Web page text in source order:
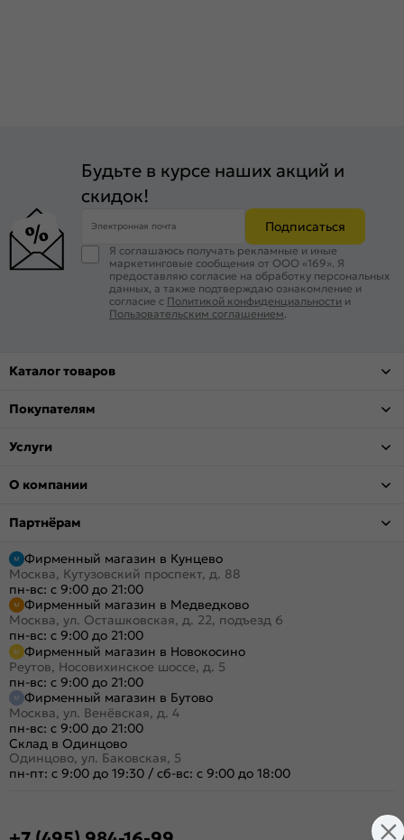
Будьте в курсе наших акций и
скидок!
Электронная почта Подписаться
Я соглашаюсь получать рекламные и иные
маркетинговые сообщения от ООО «169». Я
предоставляю согласие на обработку персональных
данных, а также подтверждаю ознакомление и
согласие с Политикой конфиденциальности и
Пользовательским соглашением
Каталог товаров
Покупателям
Услуги
О компании
Партнёрам
Фирменный магазин в Кунцево
Москва, Кутузовский проспект, д. 88
пн-вс: с 9:00 до 21:00
Фирменный магазин в Медведково
Москва, ул. Осташковская, д. 22, подъезд 6
пн-вс: с 9:00 до 21:00
Фирменный магазин в Новокосино
Реутов, Носовихинское шоссе, д. 5
пн-вс: с 9:00 до 21:00
Фирменный магазин в Бутово
Москва, ул. Венёвская, д. 4
пн-вс: с 9:00 до 21:00
Склад в Одинцово
Одинцово, ул. Баковская, 5
пн-пт: с 9:00 до 19:30 / сб-вс: с 9:00 до 18:00